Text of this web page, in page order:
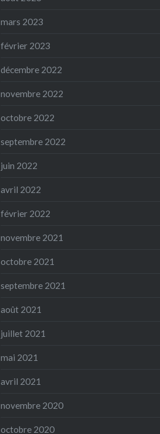
mars 2023
février 2023
décembre 2022
novembre 2022
octobre 2022
septembre 2022
juin 2022
avril 2022
février 2022
novembre 2021
octobre 2021
septembre 2021
août 2021
juillet 2021
mai 2021
avril 2021
novembre 2020
octobre 2020